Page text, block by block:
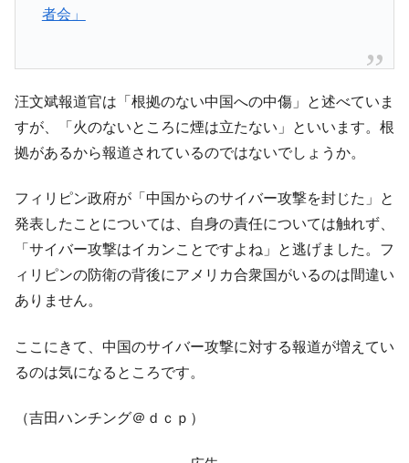
Fact1
全て勝つといくら？ 競馬GI競走で勝利騎手がもら
Fact1
発表から2日で大崩壊、鳴かず飛ばずに終わりそう
なスーパーリーグとは？
Fact1
日本人マスターズ挑戦の歴史。松山以前に最高位
だった選手とは？
Fact1
甲子園通算本塁打、最多の清原に次いで多く打っ
ている意外な選手とは？
Fact1 セレクトセールの高額取引馬が稼いだ金額とは？
者会」
汪文斌報道官は「根拠のない中国への中傷」と述べていま
すが、「火のないところに煙は立たない」といいます。根
拠があるから報道されているのではないでしょうか。
フィリピン政府が「中国からのサイバー攻撃を封じた」と
発表したことについては、自身の責任については触れず、
「サイバー攻撃はイカンことですよね」と逃げました。フ
ィリピンの防衛の背後にアメリカ合衆国がいるのは間違い
ありません。
ここにきて、中国のサイバー攻撃に対する報道が増えてい
るのは気になるところです。
（吉田ハンチング＠ｄｃｐ）